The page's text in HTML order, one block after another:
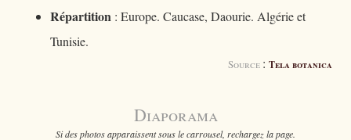
Répartition : Europe. Caucase, Daourie. Algérie et
Tunisie.
Source : Tela botanica
Diaporama
Si des photos apparaissent sous le carrousel, rechargez la page.